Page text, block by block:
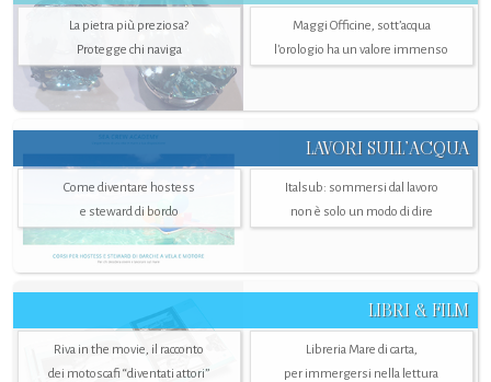
La pietra più preziosa?
Protegge chi naviga
Maggi Officine, sott’acqua
l'orologio ha un valore immenso
LAVORI SULL’ACQUA
Come diventare hostess
e steward di bordo
Italsub: sommersi dal lavoro
non è solo un modo di dire
LIBRI & FILM
Riva in the movie, il racconto
dei motoscafi “diventati attori”
Libreria Mare di carta,
per immergersi nella lettura